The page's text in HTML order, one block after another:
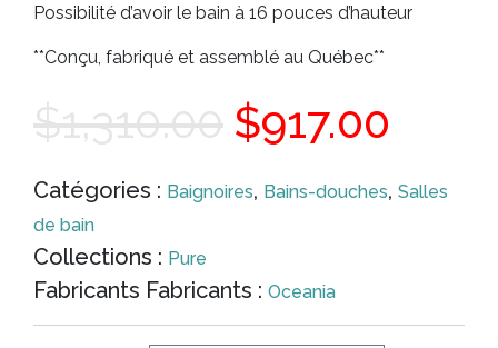
Possibilité d’avoir le bain à 16 pouces d’hauteur
**Conçu, fabriqué et assemblé au Québec**
$1,310.00 Le
prix
était :
$917.00
prix
est :
Catégories : Baignoires, Bains-douches, Salles
de bain
Collections : Pure
Fabricants Fabricants : Oceania